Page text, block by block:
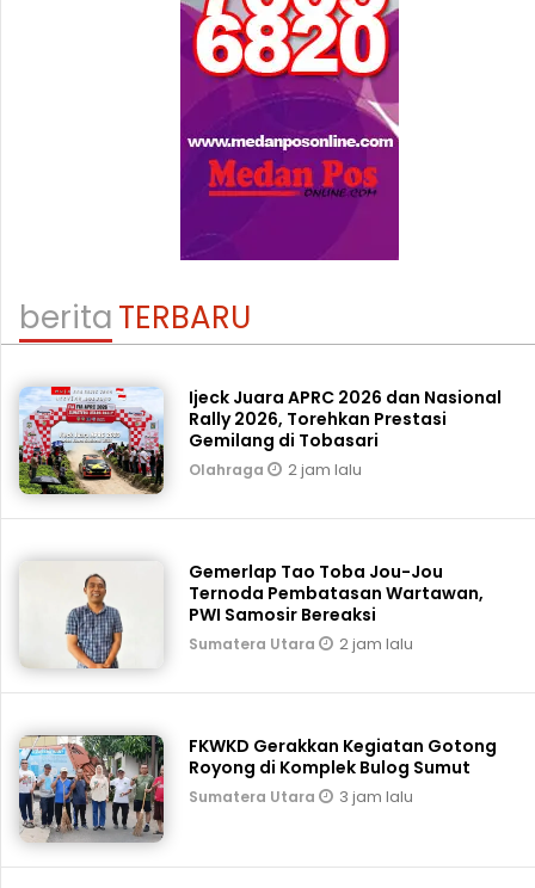
beritaTERBARU
Ijeck Juara APRC 2026 dan Nasional
Rally 2026, Torehkan Prestasi
Gemilang di Tobasari
Olahraga 2 jam lalu
Gemerlap Tao Toba Jou-Jou
Ternoda Pembatasan Wartawan,
PWI Samosir Bereaksi
Sumatera Utara 2 jam lalu
FKWKD Gerakkan Kegiatan Gotong
Royong di Komplek Bulog Sumut
Sumatera Utara 3 jam lalu